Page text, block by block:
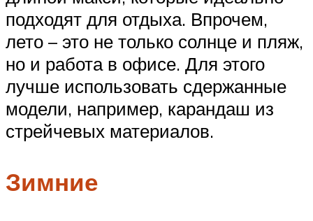
подходят для отдыха. Впрочем,
лето – это не только солнце и пляж,
но и работа в офисе. Для этого
лучше использовать сдержанные
модели, например, карандаш из
стрейчевых материалов.
Зимние